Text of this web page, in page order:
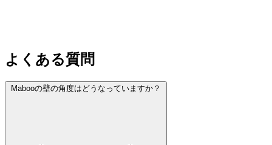
よくある質問
Mabooの壁の角度はどうなっていますか？